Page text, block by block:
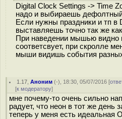
Digital Clock Settings -> Time
надо и выбираешь
Если нужны праздники и тп в
выставляешь точно так же
При наведении мышью видно
соответсвует, при скролле
мыши видишь события
1.17 ,Аноним (-), 18:30, 05/07/2016 [
[к модератору]
мне почему-то очень сильно
радует, что неон в тот же день
теперь у меня есть идеальная